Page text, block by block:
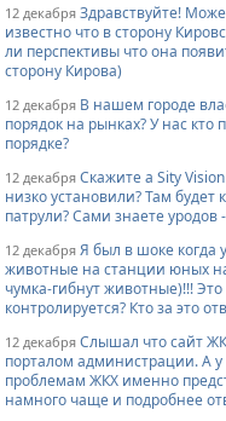
12 декабря Здравствуйте!
известно что в сторону
ли перспективы что она
сторону Кирова)
12 декабря В нашем городе
порядок на рынках? У нас кто
порядке?
12 декабря Скажите а Sity
низко установили? Там
патрули? Сами знаете уродов
12 декабря Я был в шоке когда
животные на станции юных
чумка-гибнут животные)!!!
контролируется? Кто за это
12 декабря Слышал что сайт
порталом администрации. А у
проблемам ЖКХ именно
намного чаще и подробнее